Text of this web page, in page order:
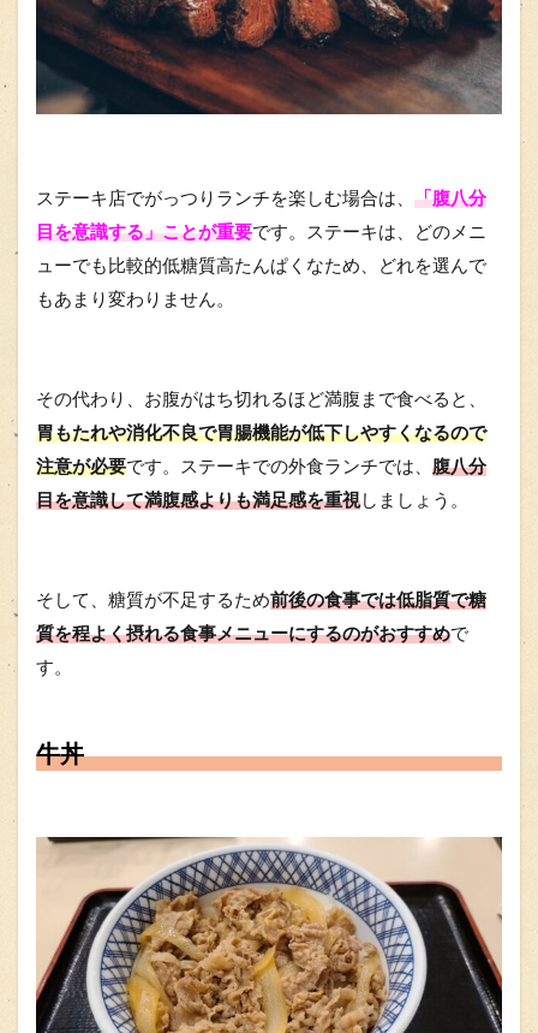
ステーキ店でがっつりランチを楽しむ場合は、 「腹八分
目を意識する」ことが重要です。ステーキは、どのメニ
ューでも比較的低糖質高たんぱくなため、どれを選んで
もあまり変わりません。
その代わり、お腹がはち切れるほど満腹まで食べると、
胃もたれや消化不良で胃腸機能が低下しやすくなるので
注意が必要です。ステーキでの外食ランチでは、 腹八分
目を意識して満腹感よりも満足感を重視しましょう。
そして、糖質が不足するため前後の食事では低脂質で糖
質を程よく摂れる食事メニューにするのがおすすめで
す。
牛丼